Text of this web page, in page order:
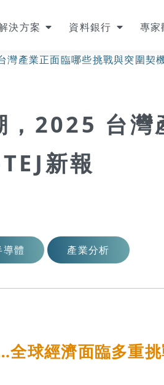
決方案 資料銀行 專家
產業正面臨哪些挑戰與突圍契
，2025 台灣
新報
導體 產業分析
球經濟面臨多重